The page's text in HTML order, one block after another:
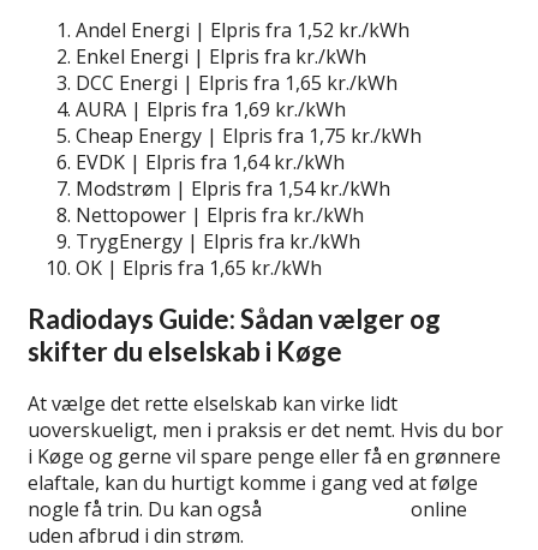
Andel Energi | Elpris fra 1,52 kr./kWh
Enkel Energi | Elpris fra kr./kWh
DCC Energi | Elpris fra 1,65 kr./kWh
AURA | Elpris fra 1,69 kr./kWh
Cheap Energy | Elpris fra 1,75 kr./kWh
EVDK | Elpris fra 1,64 kr./kWh
Modstrøm | Elpris fra 1,54 kr./kWh
Nettopower | Elpris fra kr./kWh
TrygEnergy | Elpris fra kr./kWh
OK | Elpris fra 1,65 kr./kWh
Radiodays Guide: Sådan vælger og
skifter du elselskab i Køge
At vælge det rette elselskab kan virke lidt
uoverskueligt, men i praksis er det nemt. Hvis du bor
i Køge og gerne vil spare penge eller få en grønnere
elaftale, kan du hurtigt komme i gang ved at følge
nogle få trin. Du kan også
online
uden afbrud i din strøm.